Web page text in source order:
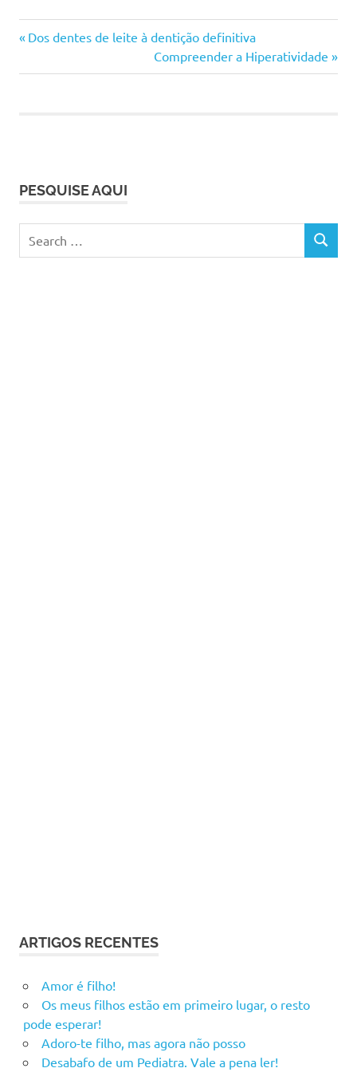
comportamento
problemas
cognitivos
sesta
Navegação
de
Previous
Dos dentes de leite à dentição definitiva
Next
Post:
Compreender a Hiperatividade
PESQUISE AQUI
for:
SEARCH
ARTIGOS RECENTES
Amor é filho!
Os meus filhos estão em primeiro lugar, o resto
pode esperar!
Adoro-te filho, mas agora não posso
Desabafo de um Pediatra. Vale a pena ler!